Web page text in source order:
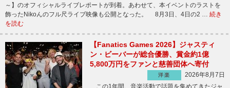
～】のオフィシャルライブレポートが到着。あわせて、本イベントのラストを
飾ったNikoんのフル尺ライブ映像も公開となった。 8月3日、4日の2 … 続き
を読む
【Fanatics Games 2026】ジャスティ
ン・ビーバーが総合優勝、賞金約1億
5,800万円をファンと慈善団体へ寄付
洋楽
2026年8月7日
この1年間、音楽活動で話題を集めてきたジャ